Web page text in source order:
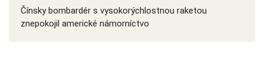
Čínsky bombardér s vysokorýchlostnou raketou
znepokojil americké námorníctvo